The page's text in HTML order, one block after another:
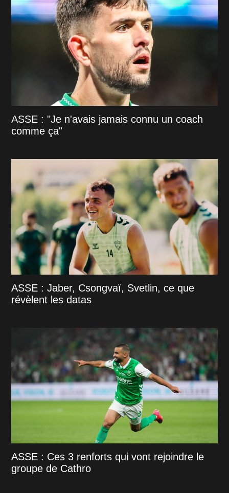
ASSE : "Je n'avais jamais connu un coach
comme ça"
ASSE : Jaber, Csongvaï, Svetlin, ce que
révèlent les datas
ASSE : Ces 3 renforts qui vont rejoindre le
groupe de Cathro